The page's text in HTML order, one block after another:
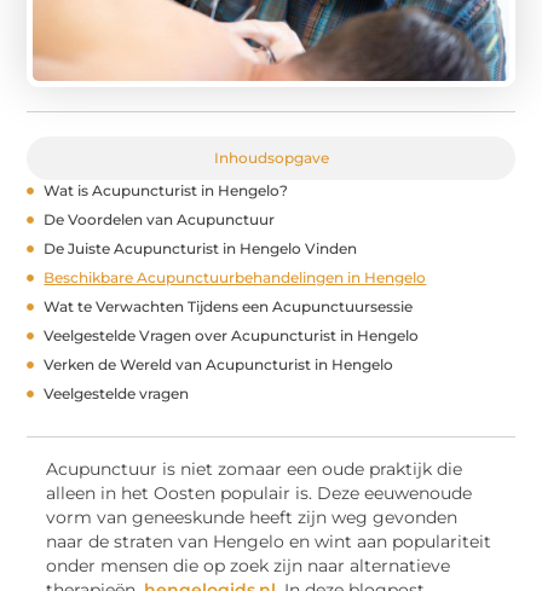
Acupunctuur is niet zomaar een oude praktijk die
alleen in het Oosten populair is. Deze eeuwenoude
vorm van geneeskunde heeft zijn weg gevonden
naar de straten van Hengelo en wint aan populariteit
onder mensen die op zoek zijn naar alternatieve
therapieën. hengelogids.nl . In deze blogpost